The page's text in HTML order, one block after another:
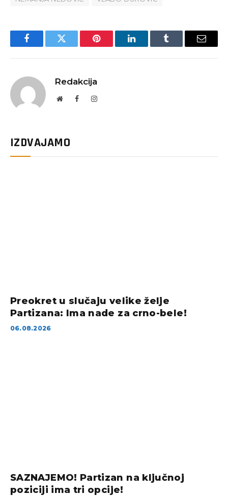
FacebookTwitter Pinterest LinkedInTumblr Email
Redakcija
WebsiteFacebookInstagram
IZDVAJAMO
Preokret u slučaju velike želje
Partizana: Ima nade za crno-bele!
06.08.2026
SAZNAJEMO! Partizan na ključnoj
poziciji ima tri opcije!